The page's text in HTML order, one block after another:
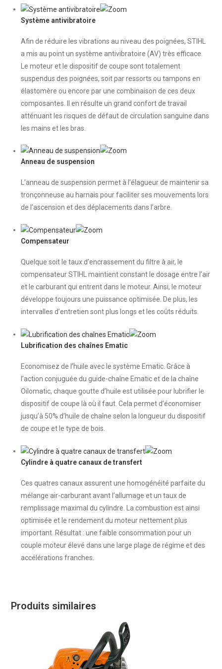
Système antivibratoire
Afin de réduire les vibrations au niveau des poignées, STIHL
a mis au point un système antivibratoire (AV) très efficace.
Le moteur et le dispositif de coupe sont totalement
suspendus des poignées, soit par ressorts ou tampons en
élastomère ou encore par une combinaison de ces deux
composantes. Il en résulte un grand confort de travail
atténuant les risques de défaut de circulation sanguine dans
les mains et les bras.
Anneau de suspension
L’anneau de suspension permet à l’élagueur de maintenir sa
tronçonneuse au harnais pour faciliter ses mouvements lors
de l’ascension et des déplacements dans l’arbre.
Compensateur
Quelque soit le taux d’encrassement du filtre à air, le
compensateur STIHL maintient constant le dosage entre l’air
et le carburant qui entrent dans le moteur. Ainsi, le moteur
développe toujours une puissance optimisée. De plus, les
intervalles d’entretien sont plus longs et les coûts réduits.
Lubrification des chaînes Ematic
Economisez de l’huile avec le système Ematic. Grâce à
l’action conjuguée du guide-chaîne Ematic et de la chaîne
Oilomatic, chaque goutte d’huile est utilisée pour lubrifier le
dispositif de coupe là où il faut. Cela permet d’économiser
jusqu’à 50% d’huile de chaîne selon la longueur du dispositif
de coupe et le type de bois.
Cylindre à quatre canaux de transfert
Ces quatres canaux assurent une homogénéité parfaite du
mélange air-carburant avant l’allumage et un taux de
remplissage maximal du cylindre. La combustion est ainsi
optimisée et le rendement du moteur nettement plus
important. Résultat : une faible consommation pour un
couple moteur élevé dans une large plage de régime et des
accélérations franches.
Produits similaires